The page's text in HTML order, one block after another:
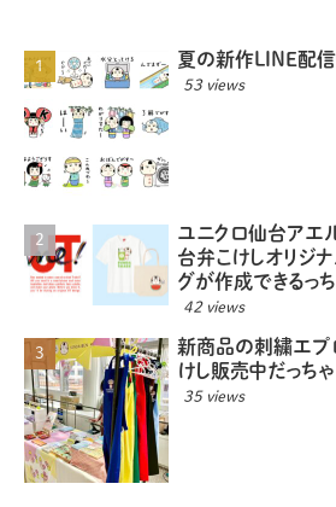
夏の新作LINE配信
53 views
ユニクロ仙台アエ
台弁こけしオリジ
グが作成できるっち
42 views
新商品の刺繍エプ
けし販売中だっちゃ
35 views